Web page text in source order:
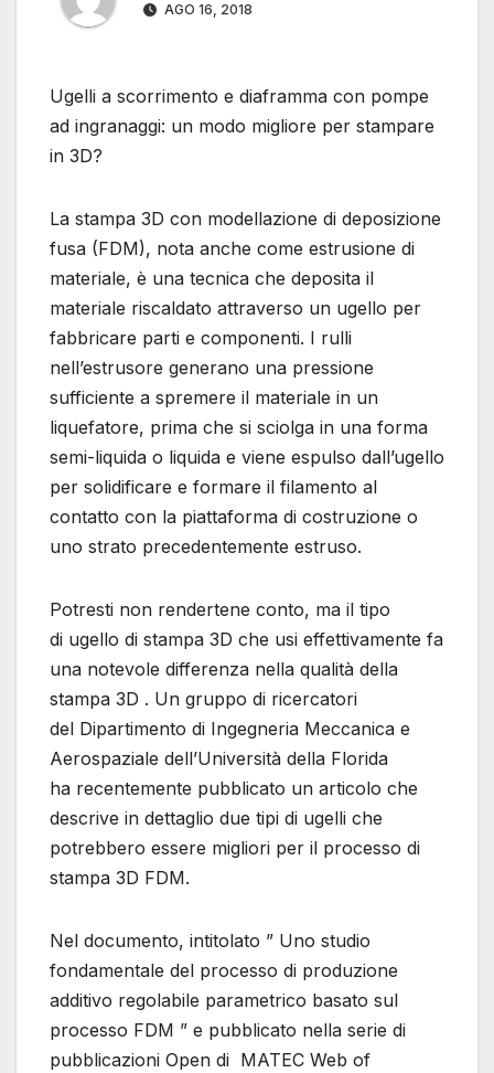
AGO 16, 2018
Ugelli a scorrimento e diaframma con pompe
ad ingranaggi: un modo migliore per stampare
in 3D?
La stampa 3D con modellazione di deposizione
fusa (FDM), nota anche come estrusione di
materiale, è una tecnica che deposita il
materiale riscaldato attraverso un ugello per
fabbricare parti e componenti. I rulli
nell’estrusore generano una pressione
sufficiente a spremere il materiale in un
liquefatore, prima che si sciolga in una forma
semi-liquida o liquida e viene espulso dall’ugello
per solidificare e formare il filamento al
contatto con la piattaforma di costruzione o
uno strato precedentemente estruso.
Potresti non rendertene conto, ma il tipo
di ugello di stampa 3D che usi effettivamente fa
una notevole differenza nella qualità della
stampa 3D . Un gruppo di ricercatori
del Dipartimento di Ingegneria Meccanica e
Aerospaziale dell’Università della Florida
ha recentemente pubblicato un articolo che
descrive in dettaglio due tipi di ugelli che
potrebbero essere migliori per il processo di
stampa 3D FDM.
Nel documento, intitolato ” Uno studio
fondamentale del processo di produzione
additivo regolabile parametrico basato sul
processo FDM ” e pubblicato nella serie di
pubblicazioni Open di MATEC Web of